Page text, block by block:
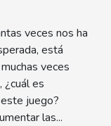
veces nos ha
está
veces
¿cuál es
juego?
las...